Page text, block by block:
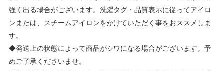
強く出る場合がございます。洗濯タグ・品質表示に従ってアイロ
ンまたは、スチームアイロンをかけていただく事をおススメしま
す。
◆発送上の状態によって商品がシワになる場合がございます。予
めご了承くださいませ。